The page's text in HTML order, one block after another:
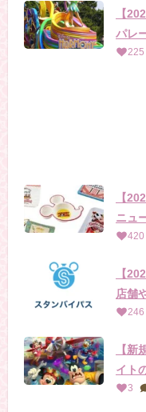
【
パレ
225
【
ニュ
420
【
店舗
246
【新
イト
3